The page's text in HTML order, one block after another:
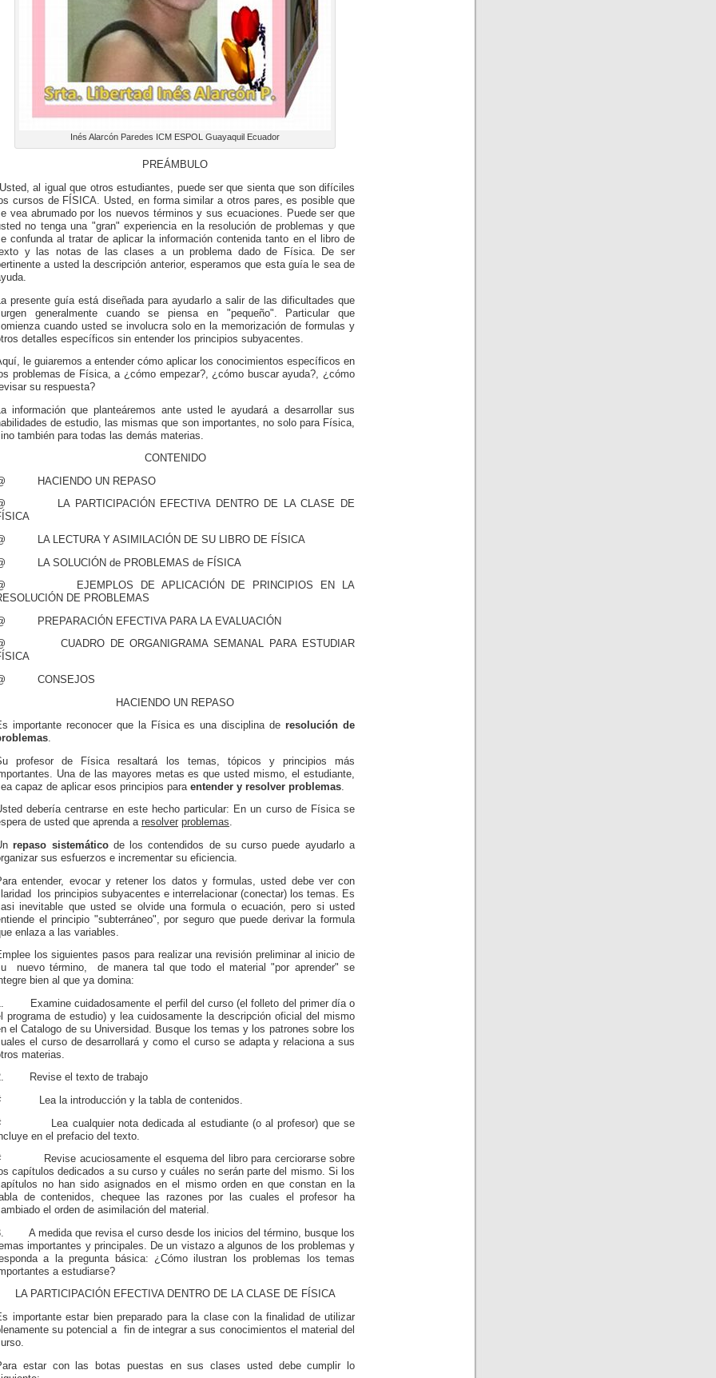
Inés Alarcón Paredes ICM ESPOL Guayaquil Ecuador
PREÁMBULO
al igual que otros estudiantes, puede ser que sienta que son difíciles
cursos de FÍSICA. Usted, en forma similar a otros pares, es posible que
vea abrumado por los nuevos términos y sus ecuaciones. Puede ser que
no tenga una "gran" experiencia en la resolución de problemas y que
confunda al tratar de aplicar la información contenida tanto en el libro de
y las notas de las clases a un problema dado de Física. De ser
a usted la descripción anterior, esperamos que esta guía le sea de
presente guía está diseñada para ayudarlo a salir de las dificultades que
generalmente cuando se piensa en "pequeño". Particular que
cuando usted se involucra solo en la memorización de formulas y
detalles específicos sin entender los principios subyacentes.
le guiaremos a entender cómo aplicar los conocimientos específicos en
problemas de Física, a ¿cómo empezar?, ¿cómo buscar ayuda?, ¿cómo
su respuesta?
información que planteáremos ante usted le ayudará a desarrollar sus
de estudio, las mismas que son importantes, no solo para Física,
también para todas las demás materias.
CONTENIDO
HACIENDO UN REPASO
LA PARTICIPACIÓN EFECTIVA DENTRO DE LA CLASE DE
LA LECTURA Y ASIMILACIÓN DE SU LIBRO DE FÍSICA
LA SOLUCIÓN de PROBLEMAS de FÍSICA
EJEMPLOS DE APLICACIÓN DE PRINCIPIOS EN LA
DE PROBLEMAS
PREPARACIÓN EFECTIVA PARA LA EVALUACIÓN
CUADRO DE ORGANIGRAMA SEMANAL PARA ESTUDIAR
CONSEJOS
HACIENDO UN REPASO
importante reconocer que la Física es una disciplina deresolución de
.
profesor de Física resaltará los temas, tópicos y principios más
Una de las mayores metas es que usted mismo, el estudiante,
capaz de aplicar esos principios para entender y resolver problemas.
debería centrarse en este hecho particular: En un curso de Física se
de usted que aprenda a resolver problemas.
repaso sistemáticode los contendidos de su curso puede ayudarlo a
sus esfuerzos e incrementar su eficiencia.
entender, evocar y retener los datos y formulas, usted debe ver con
los principios subyacentes e interrelacionar (conectar) los temas. Es
inevitable que usted se olvide una formula o ecuación, pero si usted
el principio "subterráneo", por seguro que puede derivar la formula
enlaza a las variables.
los siguientes pasos para realizar una revisión preliminar al inicio de
nuevo término, de manera tal que todo el material "por aprender" se
bien al que ya domina:
Examine cuidadosamente el perfil del curso (el folleto del primer día o
programa de estudio) y lea cuidosamente la descripción oficial del mismo
el Catalogo de su Universidad. Busque los temas y los patrones sobre los
el curso de desarrollará y como el curso se adapta y relaciona a sus
materias.
Revise el texto de trabajo
Lea la introducción y la tabla de contenidos.
Lea cualquier nota dedicada al estudiante (o al profesor) que se
en el prefacio del texto.
Revise acuciosamente el esquema del libro para cerciorarse sobre
capítulos dedicados a su curso y cuáles no serán parte del mismo. Si los
no han sido asignados en el mismo orden en que constan en la
de contenidos, chequee las razones por las cuales el profesor ha
el orden de asimilación del material.
A medida que revisa el curso desde los inicios del término, busque los
importantes y principales. De un vistazo a algunos de los problemas y
a la pregunta básica: ¿Cómo ilustran los problemas los temas
a estudiarse?
LA PARTICIPACIÓN EFECTIVA DENTRO DE LA CLASE DE FÍSICA
importante estar bien preparado para la clase con la finalidad de utilizar
su potencial a fin de integrar a sus conocimientos el material del
estar con las botas puestas en sus clases usted debe cumplir lo